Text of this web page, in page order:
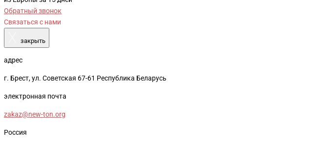
Обратный звонок
Связаться с нами
закрыть
адрес
г. Брест, ул. Советская 67-61 Республика Беларусь
электронная почта
zakaz@new-ton.org
Россия